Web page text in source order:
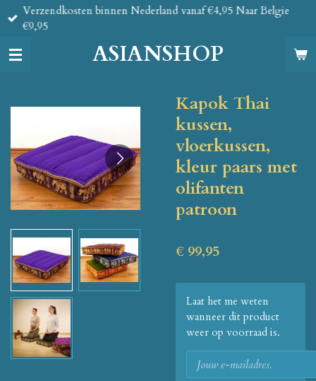
Ga
direct
de
ASIANSHOP
Verzendkosten binnen Nederland vanaf €4,95 Naar Belgie
€9,95
Kapok Thai
kussen,
vloerkussen,
kleur paars met
olifanten
patroon
€ 99,95
Laat het me weten
wanneer dit product
weer op voorraad is.